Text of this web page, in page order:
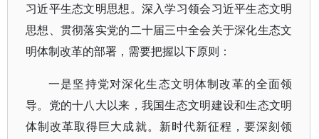
习近平生态文明思想。深入学习领会习近平生态文明
思想、贯彻落实党的二十届三中全会关于深化生态文
明体制改革的部署，需要把握以下原则：
一是坚持党对深化生态文明体制改革的全面领
导。党的十八大以来，我国生态文明建设和生态文明
体制改革取得巨大成就。新时代新征程，要深刻领